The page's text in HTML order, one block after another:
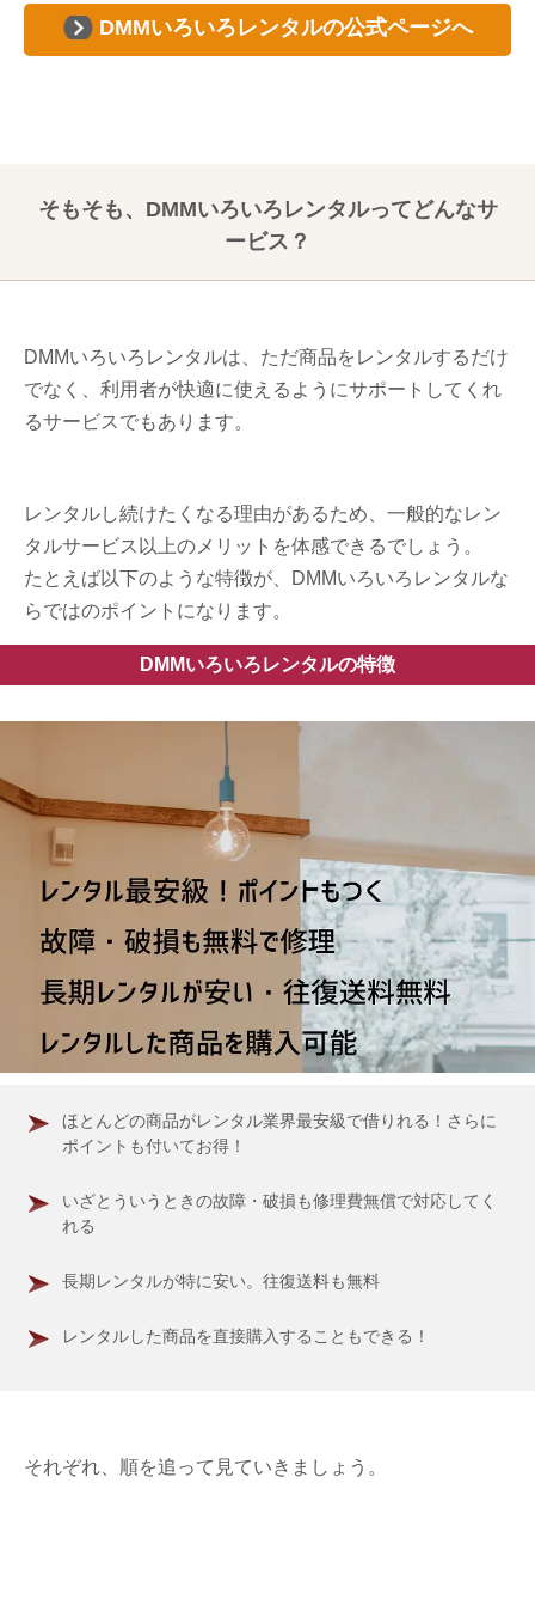
DMMいろいろレンタルの公式ページへ
そもそも、DMMいろいろレンタルってどんなサ
ービス？
DMMいろいろレンタルは、ただ商品をレンタルするだけ
でなく、利用者が快適に使えるようにサポートしてくれ
るサービスでもあります。
レンタルし続けたくなる理由があるため、一般的なレン
タルサービス以上のメリットを体感できるでしょう。
たとえば以下のような特徴が、DMMいろいろレンタルな
らではのポイントになります。
DMMいろいろレンタルの特徴
ほとんどの商品がレンタル業界最安級で借りれる！さらに
ポイントも付いてお得！
いざとういうときの故障・破損も修理費無償で対応してく
れる
長期レンタルが特に安い。往復送料も無料
レンタルした商品を直接購入することもできる！
それぞれ、順を追って見ていきましょう。